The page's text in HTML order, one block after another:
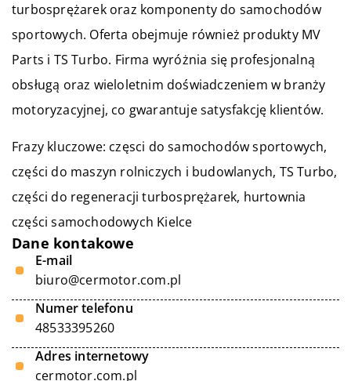
turbosprężarek oraz komponenty do samochodów
sportowych. Oferta obejmuje również produkty MV
Parts i TS Turbo. Firma wyróżnia się profesjonalną
obsługą oraz wieloletnim doświadczeniem w branży
motoryzacyjnej, co gwarantuje satysfakcję klientów.
Frazy kluczowe: częsci do samochodów sportowych,
części do maszyn rolniczych i budowlanych, TS Turbo,
części do regeneracji turbosprężarek, hurtownia
części samochodowych Kielce
Dane kontakowe
E-mail
biuro@cermotor.com.pl
Numer telefonu
48533395260
Adres internetowy
cermotor.com.pl